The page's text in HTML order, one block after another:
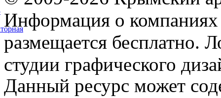
Информация о компаниях
размещается бесплатно.
студии графического
Данный ресурс может